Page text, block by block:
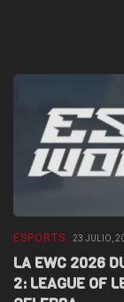
ESPORTS 23 JULIO,
LA EWC 2026
2: LEAGUE OF